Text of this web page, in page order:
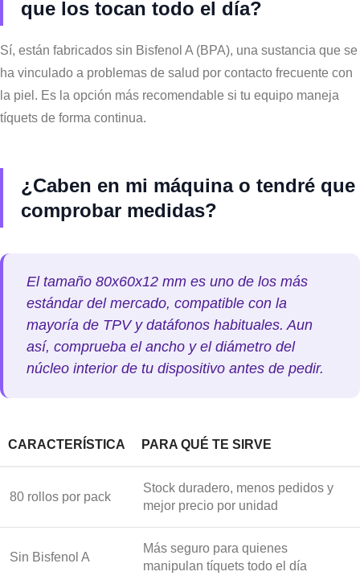
que los tocan todo el día?
Sí, están fabricados sin Bisfenol A (BPA), una sustancia que se
ha vinculado a problemas de salud por contacto frecuente con
la piel. Es la opción más recomendable si tu equipo maneja
tíquets de forma continua.
¿Caben en mi máquina o tendré que
comprobar medidas?
El tamaño 80x60x12 mm es uno de los más
estándar del mercado, compatible con la
mayoría de TPV y datáfonos habituales. Aun
así, comprueba el ancho y el diámetro del
núcleo interior de tu dispositivo antes de pedir.
CARACTERÍSTICA PARA QUÉ TE SIRVE
80 rollos por pack
Stock duradero, menos pedidos y
mejor precio por unidad
Sin Bisfenol A
Más seguro para quienes
manipulan tíquets todo el día